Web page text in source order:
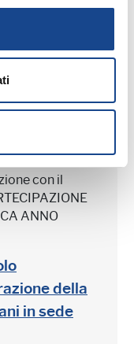
con il
ANNO
della
in sede